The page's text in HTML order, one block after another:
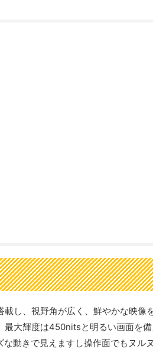
し、視野角が広く、鮮やかな映像
大輝度は450nitsと明るい画面を
動きで見えますし操作面でもヌル